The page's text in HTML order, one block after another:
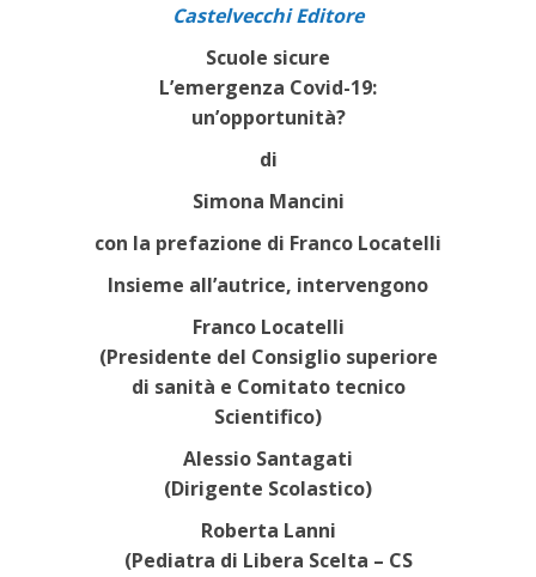
Castelvecchi Editore
Scuole sicure
L’emergenza Covid-19:
un’opportunità?
di
Simona Mancini
con la prefazione di Franco Locatelli
Insieme all’autrice, intervengono
Franco Locatelli
(Presidente del Consiglio superiore
di sanità e Comitato tecnico
Scientifico)
Alessio Santagati
(Dirigente Scolastico)
Roberta Lanni
(Pediatra di Libera Scelta – CS